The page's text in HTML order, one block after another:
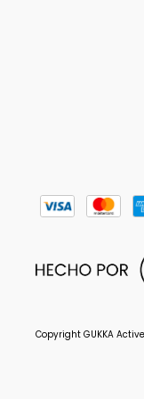
Copyright GUKKA